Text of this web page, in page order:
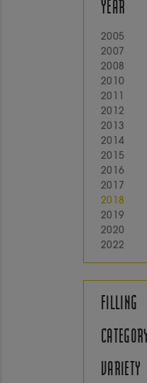
YEAR
2005
2007
2008
2010
2011
2012
2013
2014
2015
2016
2017
2018
2019
2020
2022
FILLING
VARIETY